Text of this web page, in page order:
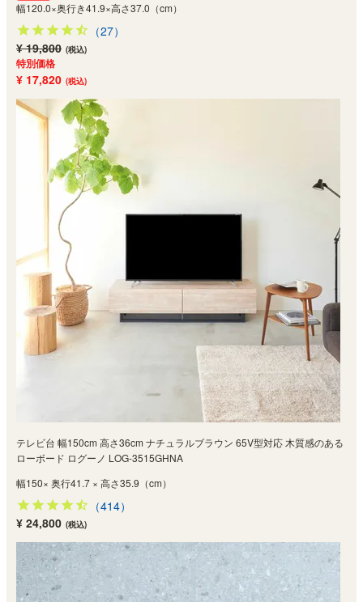
幅120.0×奥行き41.9×高さ37.0（cm）
（27）
¥ 19,800 (税込)
特別価格
¥ 17,820 (税込)
テレビ台 幅150cm 高さ36cm ナチュラルブラウン 65V型対応 木質感のある
ローボード ログーノ LOG-3515GHNA
幅150× 奥行41.7 × 高さ35.9（cm）
（414）
¥ 24,800 (税込)